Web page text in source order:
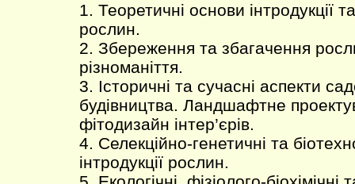
1. Теоретичні основи інтродукції
рослин.
2. Збереження та збагачення
різноманіття.
3. Історичні та сучасні аспекти
будівництва. Ландшафтне
фітодизайн інтер’єрів.
4. Селекційно-генетичні та
інтродукції рослин.